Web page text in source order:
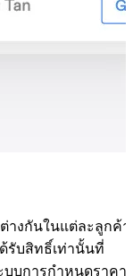
งกันในแต่ละลูกค้า
รับสิทธิ์เท่านั้นที่
บบการกำหนดราคา